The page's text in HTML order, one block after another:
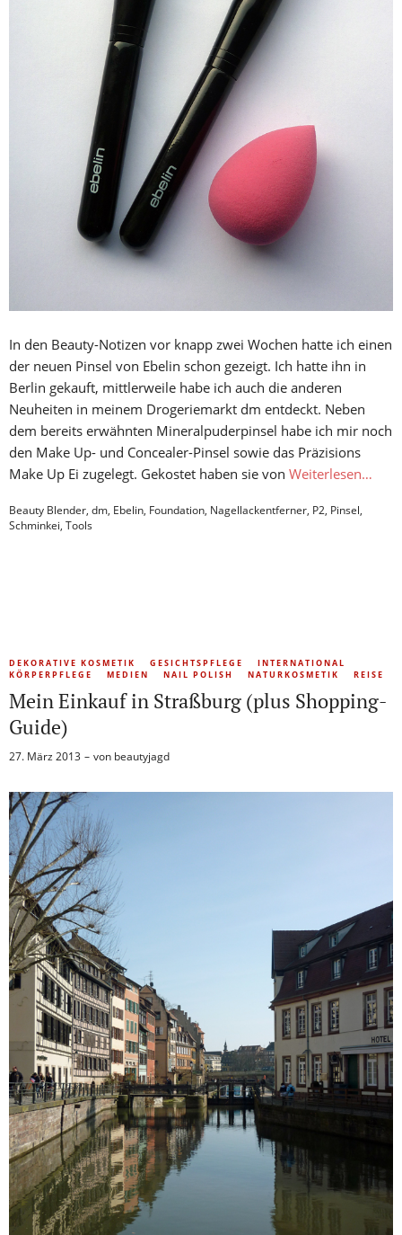
In den Beauty-Notizen vor knapp zwei Wochen hatte ich einen
der neuen Pinsel von Ebelin schon gezeigt. Ich hatte ihn in
Berlin gekauft, mittlerweile habe ich auch die anderen
Neuheiten in meinem Drogeriemarkt dm entdeckt. Neben
dem bereits erwähnten Mineralpuderpinsel habe ich mir noch
den Make Up- und Concealer-Pinsel sowie das Präzisions
Make Up Ei zugelegt. Gekostet haben sie von Weiterlesen…
Beauty Blender, dm, Ebelin, Foundation, Nagellackentferner, P2, Pinsel,
Schminkei, Tools
DEKORATIVE KOSMETIK GESICHTSPFLEGE
INTERNATIONAL
KÖRPERPFLEGE
MEDIEN NAIL POLISH NATURKOSMETIK REISE
Mein Einkauf in Straßburg (plus Shopping-
Guide)
27. März 2013 von beautyjagd